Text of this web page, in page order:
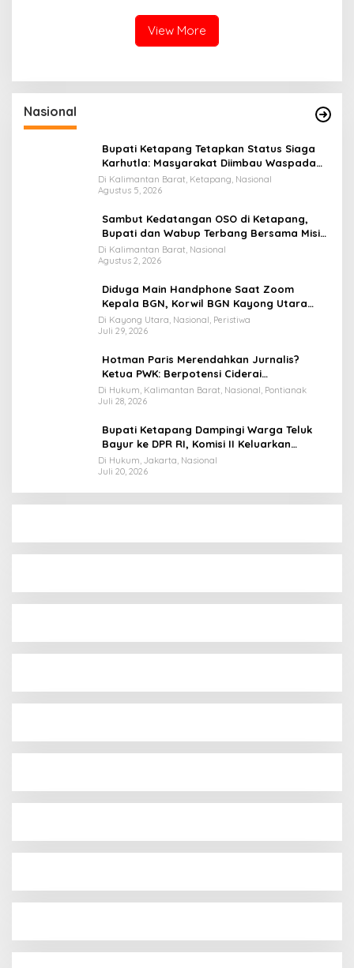
View More
Nasional
Bupati Ketapang Tetapkan Status Siaga
Karhutla: Masyarakat Diimbau Waspada
Cuaca Ekstrem
Di Kalimantan Barat, Ketapang, Nasional
Agustus 5, 2026
Sambut Kedatangan OSO di Ketapang,
Bupati dan Wabup Terbang Bersama Misi
Keberkahan MTQ XXXIV di Kayong Utara
Di Kalimantan Barat, Nasional
Agustus 2, 2026
Diduga Main Handphone Saat Zoom
Kepala BGN, Korwil BGN Kayong Utara
Terancam Dimutasi ke Papua
Di Kayong Utara, Nasional, Peristiwa
Juli 29, 2026
Hotman Paris Merendahkan Jurnalis?
Ketua PWK: Berpotensi Ciderai
Penghormatan
Di Hukum, Kalimantan Barat, Nasional, Pontianak
Juli 28, 2026
Bupati Ketapang Dampingi Warga Teluk
Bayur ke DPR RI, Komisi II Keluarkan
Rekomendasi Tegas Soal Konflik Lahan PT
PTS
Di Hukum, Jakarta, Nasional
Juli 20, 2026